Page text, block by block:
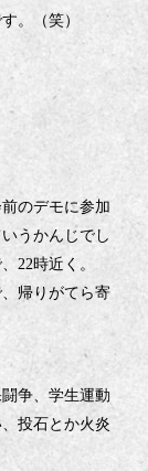
。（笑）
のデモに参加
うかんじでし
22時近く。
帰りがてら寄
争、学生運動
投石とか火炎